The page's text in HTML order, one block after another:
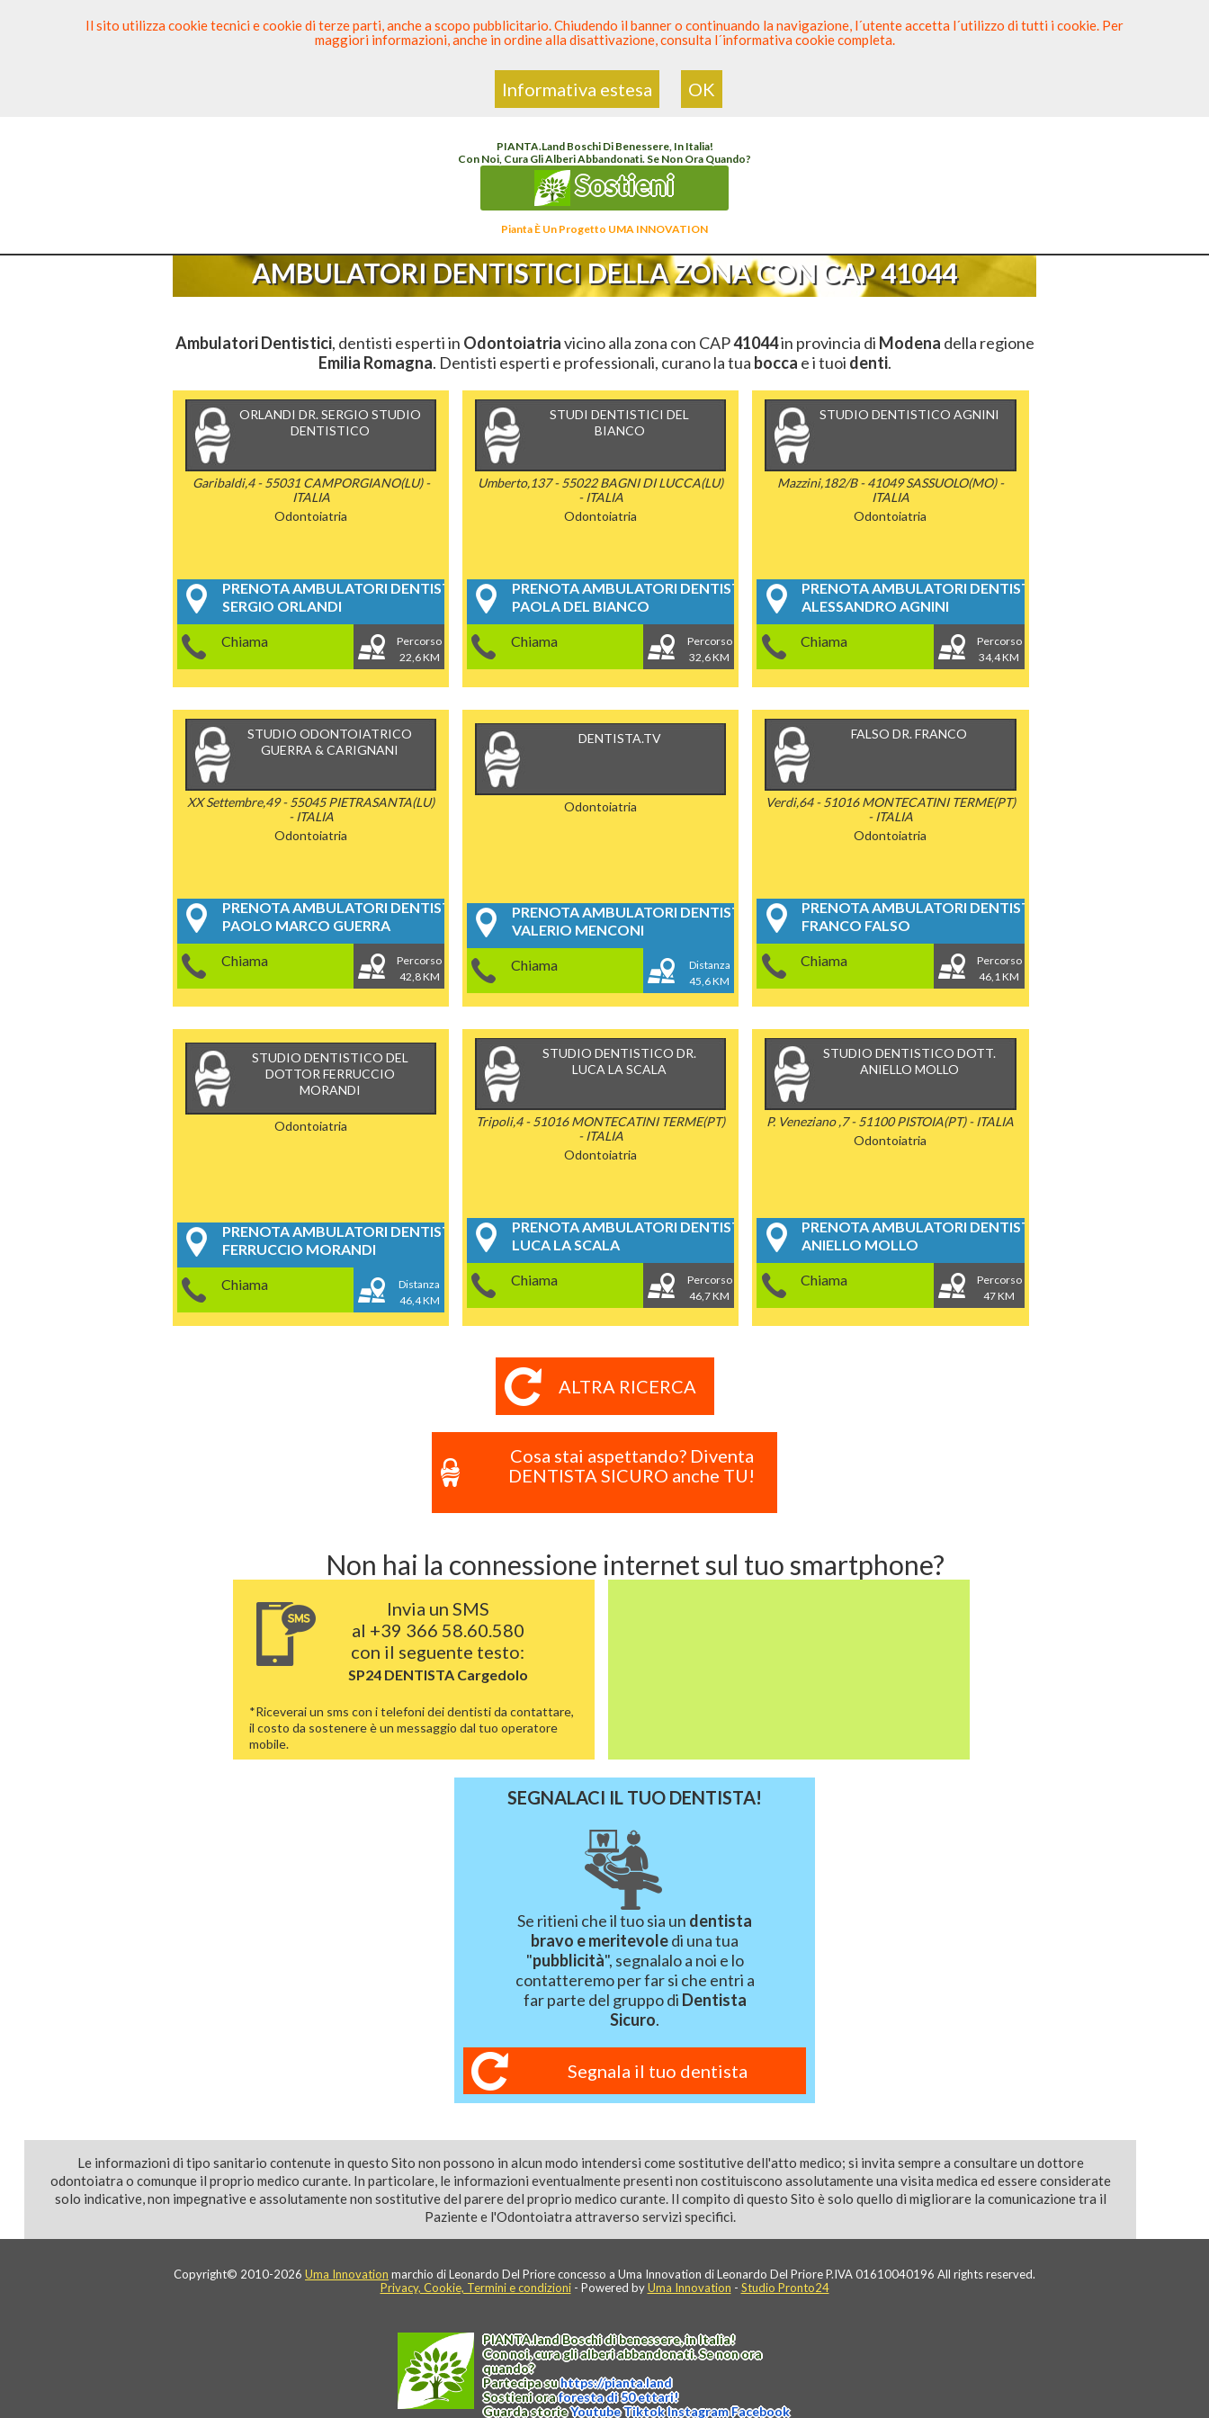
Odontoiatria>Ambulatori Dentistici Emilia Romagna
PIANTA.LandBoschi Di Benessere, In Italia!
Con Noi, Cura Gli Alberi Abbandonati. Se Non Ora Quando?
Sostieni
Pianta È Un Progetto UMA INNOVATION
AMBULATORI DENTISTICI DELLA ZONA CON CAP 41044
Ambulatori Dentistici, dentisti esperti in Odontoiatriavicino alla zona con CAP41044in provincia di Modena della regione
Emilia Romagna. Dentisti esperti e professionali, curano la tua bocca e i tuoi denti.
ORLANDI DR. SERGIO STUDIO
DENTISTICO
Garibaldi,4 - 55031 CAMPORGIANO(LU) -
ITALIA
Odontoiatria
PRENOTA AMBULATORI DENTISTICI
SERGIO ORLANDI
Chiama
Percorso
22,6 KM
STUDI DENTISTICI DEL
BIANCO
Umberto,137 - 55022 BAGNI DI LUCCA(LU)
- ITALIA
Odontoiatria
PRENOTA AMBULATORI DENTISTICI
PAOLA DEL BIANCO
Chiama
Percorso
32,6 KM
STUDIO DENTISTICO AGNINI
Mazzini,182/B - 41049 SASSUOLO(MO) -
ITALIA
Odontoiatria
PRENOTA AMBULATORI DENTISTICI
ALESSANDRO AGNINI
Chiama
Percorso
34,4 KM
STUDIO ODONTOIATRICO
GUERRA & CARIGNANI
XX Settembre,49 - 55045 PIETRASANTA(LU)
- ITALIA
Odontoiatria
PRENOTA AMBULATORI DENTISTICI
PAOLO MARCO GUERRA
Chiama
Percorso
42,8 KM
DENTISTA.TV
Odontoiatria
PRENOTA AMBULATORI DENTISTICI
VALERIO MENCONI
Chiama
Distanza
45,6 KM
FALSO DR. FRANCO
Verdi,64 - 51016 MONTECATINI TERME(PT)
- ITALIA
Odontoiatria
PRENOTA AMBULATORI DENTISTICI
FRANCO FALSO
Chiama
Percorso
46,1 KM
STUDIO DENTISTICO DEL
DOTTOR FERRUCCIO
MORANDI
Odontoiatria
PRENOTA AMBULATORI DENTISTICI
FERRUCCIO MORANDI
Chiama
Distanza
46,4 KM
STUDIO DENTISTICO DR.
LUCA LA SCALA
Tripoli,4 - 51016 MONTECATINI TERME(PT)
- ITALIA
Odontoiatria
PRENOTA AMBULATORI DENTISTICI
LUCA LA SCALA
Chiama
Percorso
46,7 KM
STUDIO DENTISTICO DOTT.
ANIELLO MOLLO
P. Veneziano ,7 - 51100 PISTOIA(PT) - ITALIA
Odontoiatria
PRENOTA AMBULATORI DENTISTICI
ANIELLO MOLLO
Chiama
Percorso
47 KM
ALTRA RICERCA
Cosa stai aspettando? Diventa
DENTISTA SICURO anche TU!
Non hai la connessione internet sul tuo smartphone?
Invia un SMS
al +39 366 58.60.580
con il seguente testo:
SP24 DENTISTA Cargedolo
*Riceverai un sms con i telefoni dei dentisti da contattare,
il costo da sostenere è un messaggio dal tuo operatore
mobile.
SEGNALACI IL TUO DENTISTA!
Se ritieni che il tuo sia un dentista
bravo e meritevoledi una tua
"pubblicità", segnalalo a noi e lo
contatteremo per far si che entri a
far parte del gruppo di Dentista
Sicuro.
Segnala il tuo dentista
Le informazioni di tipo sanitario contenute in questo Sito non possono in alcun modo intendersi come sostitutive dell'atto medico; si invita sempre a consultare un dottore
odontoiatra o comunque il proprio medico curante. In particolare, le informazioni eventualmente presenti non costituiscono assolutamente una visita medica ed essere considerate
solo indicative, non impegnative e assolutamente non sostitutive del parere del proprio medico curante. Il compito di questo Sito è solo quello di migliorare la comunicazione tra il
Paziente e l'Odontoiatra attraverso servizi specifici.
Copyright© 2010-2026 Uma Innovation marchio di Leonardo Del Priore concesso a Uma Innovation di Leonardo Del Priore P.IVA 01610040196 All rights reserved.
Privacy, Cookie, Termini e condizioni- Powered byUma Innovation - Studio Pronto24
PIANTA.landBoschi di benessere, in Italia!
Con noi, cura gli alberi abbandonati. Se non ora
quando?
Partecipa suhttps://pianta.land
Sostieni oraforesta di 50 ettari!
Guarda storieYoutubeTiktokInstagramFacebook
Il sito utilizza cookie tecnici e cookie di terze parti, anche a scopo pubblicitario. Chiudendo il banner o continuando la navigazione, l´utente accetta l´utilizzo di tutti i cookie. Per
maggiori informazioni, anche in ordine alla disattivazione, consulta l´informativa cookie completa.
Informativa estesa OK